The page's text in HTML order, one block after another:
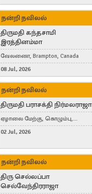
நன்றி நவிலல்
திருமதி கந்தசாமி
இரத்தினம்மா
வேலணை, Brampton, Canada
08 Jul, 2026
நன்றி நவிலல்
திருமதி பராசக்தி நிர்மலராஜா
ஏழாலை மேற்கு, கொழும்பு,
தங்காலை, London, United Kingdom
02 Jul, 2026
நன்றி நவிலல்
திரு செல்லப்பா
செல்வேந்திரராஜா